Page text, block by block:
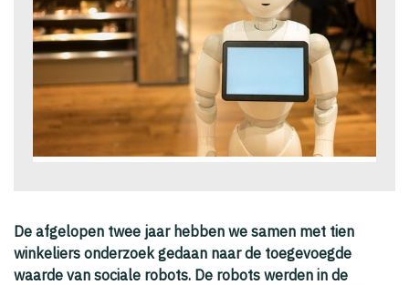
De afgelopen twee jaar hebben we samen met tien
winkeliers onderzoek gedaan naar de toegevoegde
waarde van sociale robots. De robots werden in de